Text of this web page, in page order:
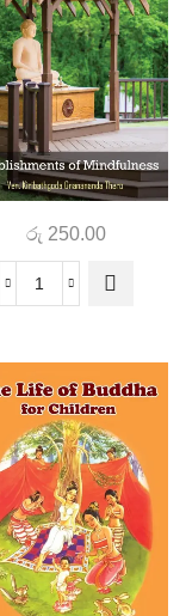
රු 250.00